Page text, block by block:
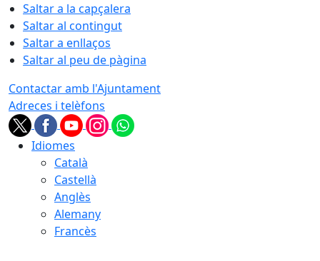
Saltar a la capçalera
Saltar al contingut
Saltar a enllaços
Saltar al peu de pàgina
Contactar amb l'Ajuntament
Adreces i telèfons
Idiomes
Català
Castellà
Anglès
Alemany
Francès